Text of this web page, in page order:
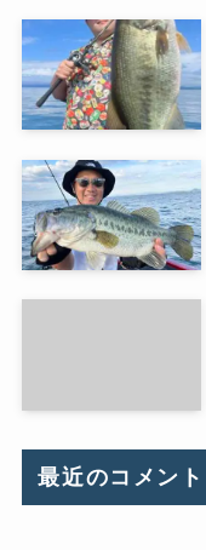
最近のコメント